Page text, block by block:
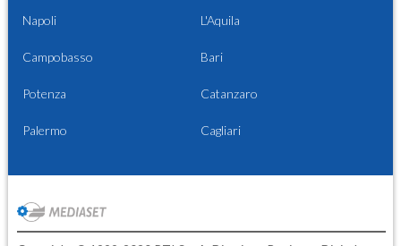
Napoli L'Aquila
Campobasso Bari
Potenza Catanzaro
Palermo Cagliari